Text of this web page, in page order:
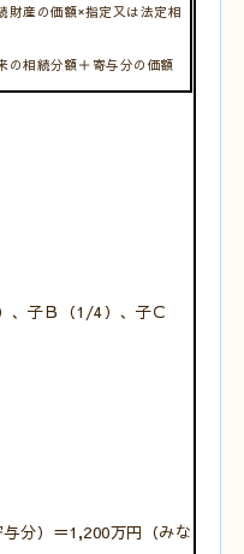
産の価額×指定又は法定相
相続分額＋寄与分の価額
、子Ｂ（1/4）、子Ｃ
分）＝1,200万円（みな